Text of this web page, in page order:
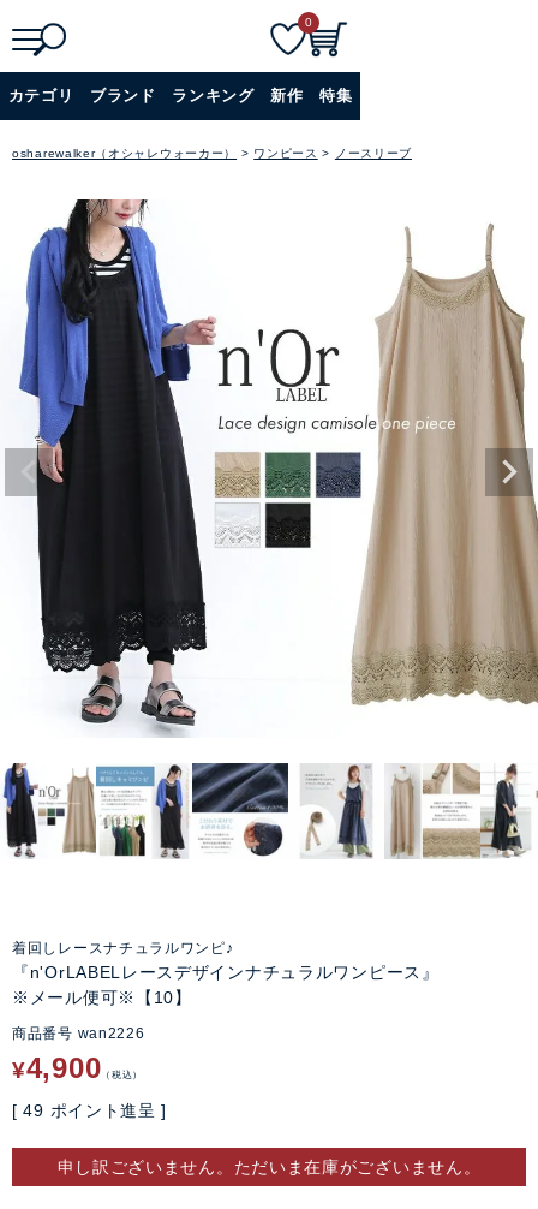
詳細検索
0
カテゴリ ブランド ランキング 新作 特集
osharewalker（オシャレウォーカー） ワンピース ノースリーブ
着回しレースナチュラルワンピ♪
『n'OrLABELレースデザインナチュラルワンピース』
※メール便可※【10】
商品番号 wan2226
¥4,900 税込
[ 49 ポイント進呈 ]
申し訳ございません。ただいま在庫がございません。